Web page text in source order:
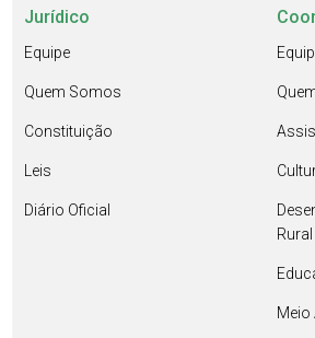
Jurídico
Equipe
Quem Somos
Constituição
Leis
Diário Oficial
Rural
Meio